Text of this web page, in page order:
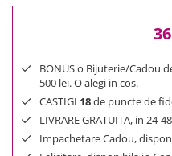
300 Lei - 500 Lei
BONUS o Bijuterie/Cadou
500 lei. O alegi in cos.
CASTIGI 18de puncte de
LIVRARE GRATUITA, in 24-
Impachetare Cadou,